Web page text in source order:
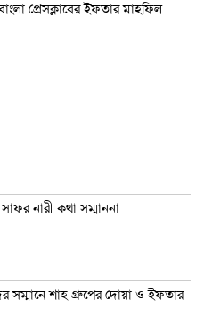
প্রেসক্লাবের ইফতার মাহফিল
সাফর নারী কথা সম্মাননা
সম্মানে শাহ গ্রুপের দোয়া ও ইফতার